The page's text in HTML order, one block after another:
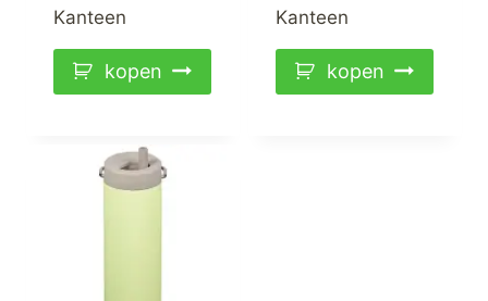
Kanteen
kopen
Kanteen
kopen